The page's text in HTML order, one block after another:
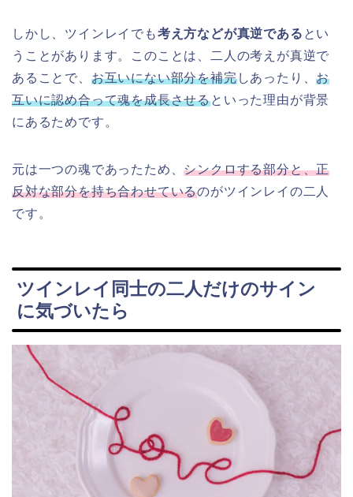
しかし、ツインレイでも考え方などが真逆である とい
うことがあります。このことは、二人の考えが真逆で
あることで、 お互いにない部分を補完しあったり、お
互いに認め合って魂を成長させるといった理由が背景
にあるためです。
元は一つの魂であったため、シンクロする部分と、正
反対な部分を持ち合わせているのがツインレイの二人
です。
ツインレイ同士の二人だけのサイン
に気づいたら